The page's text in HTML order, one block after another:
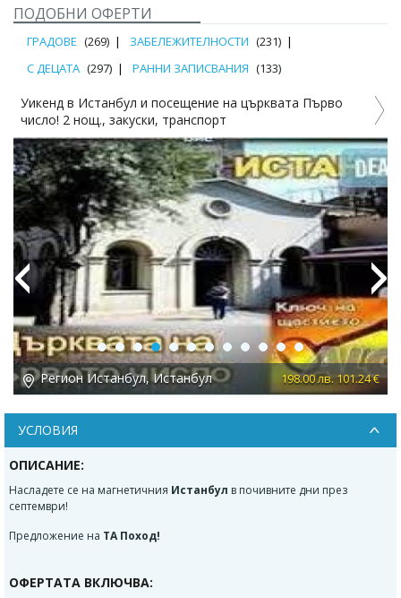
ПОДОБНИ ОФЕРТИ
ГРАДОВЕ (269) ЗАБЕЛЕЖИТЕЛНОСТИ (231)
С ДЕЦАТА (297) РАННИ ЗАПИСВАНИЯ (133)
на църквата Първо
198.00 лв. 101.24 €
Екскрзия до Истанбул! 3 нощ. в
закуски и транспорт
Регион Истанбул, Истанбул
Previous Next
УСЛОВИЯ
ОПИСАНИЕ:
Насладете се на магнетичния Истанбул в почивните дни през
септември!
Предложение на ТА Поход!
ОФЕРТАТА ВКЛЮЧВА: